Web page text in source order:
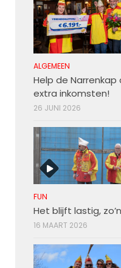
ALGEMEEN
Help de Narrenkap
extra inkomsten!
26 JUNI 2026
FUN
Het blijft lastig,
16 MAART 2026